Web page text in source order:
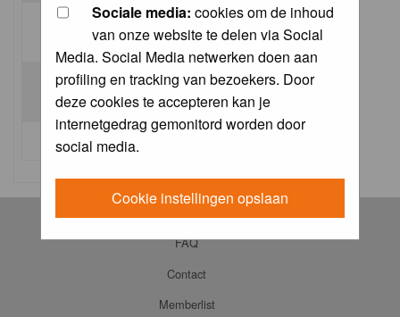
Sociale media: cookies om de inhoud
van onze website te delen via Social
Media. Social Media netwerken doen aan
profiling en tracking van bezoekers. Door
deze cookies te accepteren kan je
internetgedrag gemonitord worden door
social media.
Cookie instellingen opslaan
Log me on automatically each visit:
I forgot my password
FAQ
Contact
Memberlist